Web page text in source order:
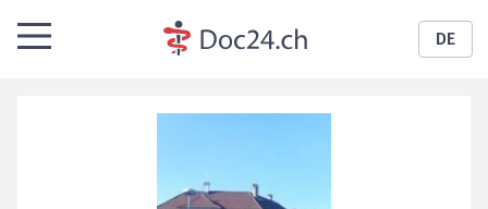
DE